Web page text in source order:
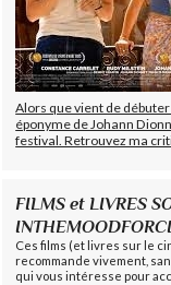
Alors que vient de
éponyme de Johann
festival. Retrouvez ma
FILMS et LIVRES
Ces films (et livres sur le
recommande vivement,
qui vous intéresse pour